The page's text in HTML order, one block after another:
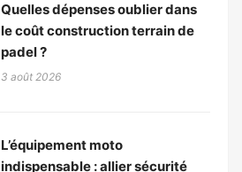
Quelles dépenses oublier dans
le coût construction terrain de
padel ?
3 août 2026
L’équipement moto
indispensable : allier sécurité